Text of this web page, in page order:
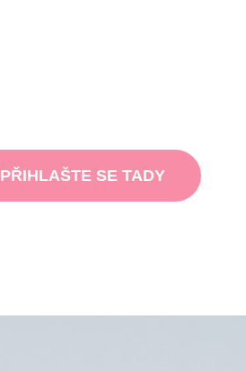
PŘIHLAŠTE SE TADY